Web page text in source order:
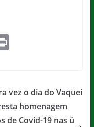
Pr
vez o dia do Vaquei
homenagem
de Covid-19 nas ú